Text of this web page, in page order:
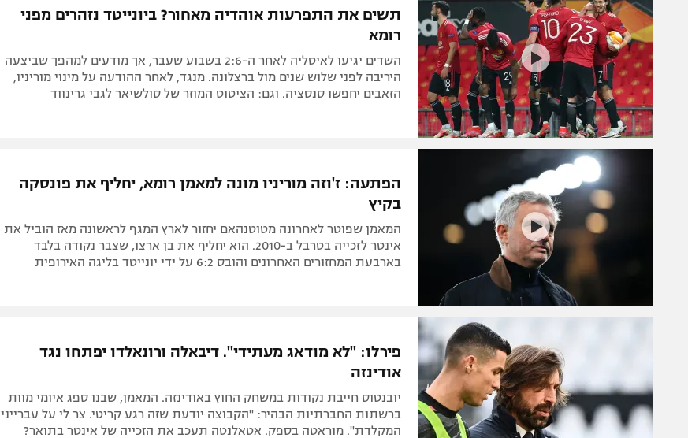
תשים את התפרעות אוהדיה מאחור? ביונייטד נזהרים מפני
רומא
השדים יגיעו לאיטליה לאחר ה-2:6 בשבוע שעבר, אך מודעים למהפך שביצעה
היריבה לפני שלוש שנים מול ברצלונה. מנגד, לאחר ההודעה על מינוי מוריניו,
הזאבים יחפשו סנסציה. וגם: הציטוט המוזר של סולשיאר לגבי גרינווד
הפתעה: ז'וזה מוריניו מונה למאמן רומא, יחליף את פונסקה
בקיץ
המאמן שפוטר לאחרונה מטוטנהאם יחזור לארץ המגף לראשונה מאז הוביל את
אינטר לזכייה בטרבל ב-2010. הוא יחליף את בן ארצו, שצבר נקודה בלבד
בארבעת המחזורים האחרונים והובס 6:2 על ידי יונייטד בליגה האירופית
פירלו: "לא מודאג מעתידי". דיבאלה ורונאלדו יפתחו נגד
אודינזה
יובנטוס חייבת נקודות במשחק החוץ באודינזה. המאמן, שבנו ספג איומי מוות
ברשתות החברתיות הבהיר: "הקבוצה יודעת שזה רגע קריטי. צר לי על עברייני
המקלדת". מוראטה בספק. אטאלנטה תעכב את הזכייה של אינטר בתואר?